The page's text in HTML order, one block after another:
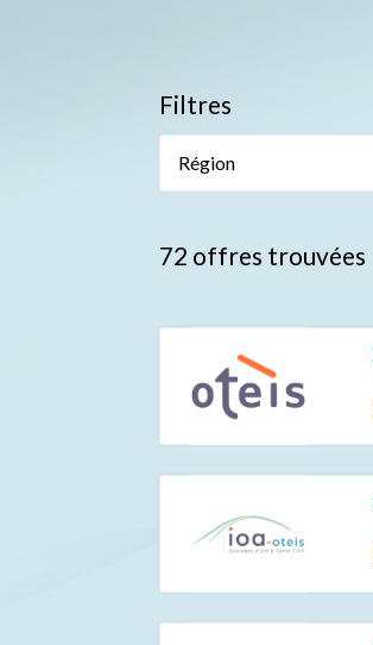
Filtres
Région
72 offres trouvées